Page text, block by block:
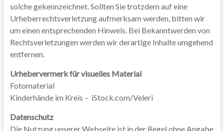
solche gekennzeichnet. Sollten Sie trotzdem auf eine
Urheberrechtsverletzung aufmerksam werden, bitten wir
um einen entsprechenden Hinweis. Bei Bekanntwerden von
Rechtsverletzungen werden wir derartige Inhalte umgehend
entfernen.
Urhebervermerk für visuelles Material
Fotomaterial
Kinderhände im Kreis – iStock.com/Veleri
Datenschutz
Die Nutzung unserer Webseite ist in der Regel ohne Angabe